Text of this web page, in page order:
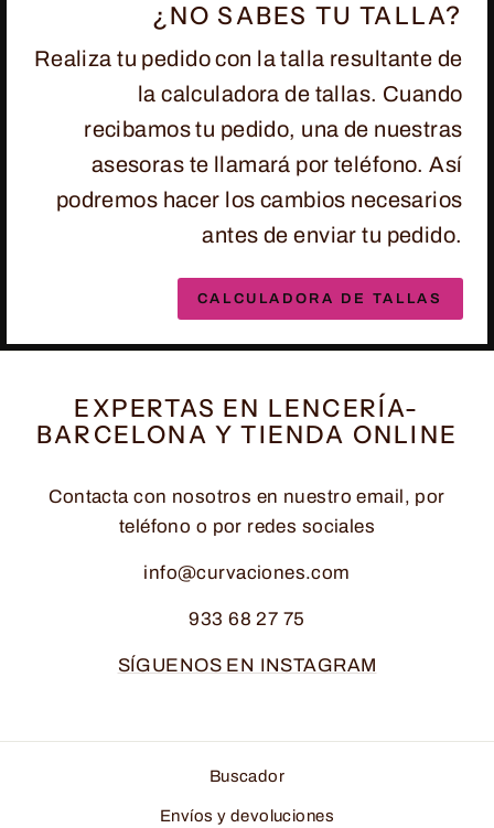
¿NO SABES TU TALLA?
Realiza tu pedido con la talla resultante de
la calculadora de tallas. Cuando
recibamos tu pedido, una de nuestras
asesoras te llamará por teléfono. Así
podremos hacer los cambios necesarios
antes de enviar tu pedido.
CALCULADORA DE TALLAS
EXPERTAS EN LENCERÍA-
BARCELONA Y TIENDA ONLINE
Contacta con nosotros en nuestro email, por
teléfono o por redes sociales
info@curvaciones.com
933 68 27 75
SÍGUENOS EN INSTAGRAM
Buscador
Envíos y devoluciones